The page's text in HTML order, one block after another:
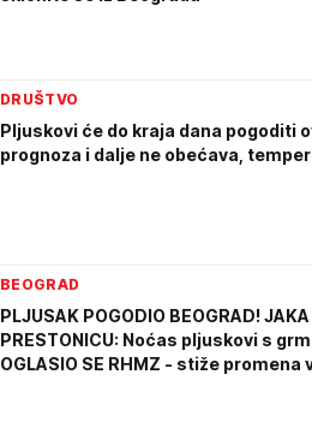
DRUŠTVO
Pljuskovi će do kraja dana pogoditi
prognoza i dalje ne obećava,
BEOGRAD
PLJUSAK POGODIO BEOGRAD!
PRESTONICU: Noćas pljuskovi s
OGLASIO SE RHMZ - stiže promena